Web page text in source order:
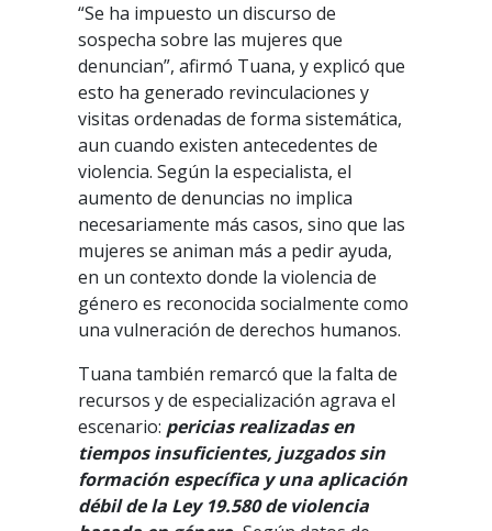
“Se ha impuesto un discurso de
sospecha sobre las mujeres que
denuncian”, afirmó Tuana, y explicó que
esto ha generado revinculaciones y
visitas ordenadas de forma sistemática,
aun cuando existen antecedentes de
violencia. Según la especialista, el
aumento de denuncias no implica
necesariamente más casos, sino que las
mujeres se animan más a pedir ayuda,
en un contexto donde la violencia de
género es reconocida socialmente como
una vulneración de derechos humanos.
Tuana también remarcó que la falta de
recursos y de especialización agrava el
escenario: pericias realizadas en
tiempos insuficientes, juzgados sin
formación específica y una aplicación
débil de la Ley 19.580 de violencia